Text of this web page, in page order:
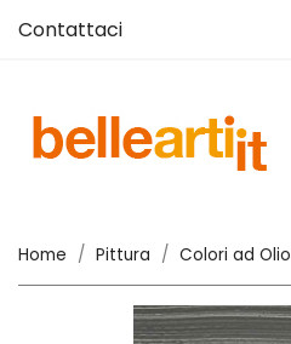
Contattaci
Home Pittura Colori ad Olio